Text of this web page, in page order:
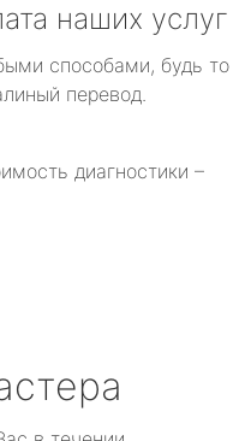
наших услуг
способами, будь то
перевод.
диагностики –